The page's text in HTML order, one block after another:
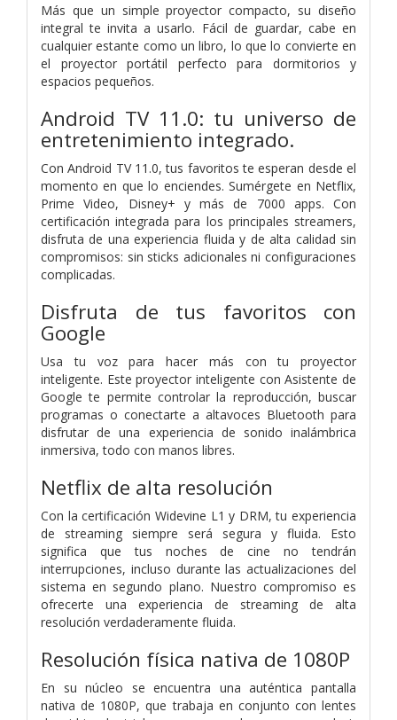
Más que un simple proyector compacto, su diseño
integral te invita a usarlo. Fácil de guardar, cabe en
cualquier estante como un libro, lo que lo convierte en
el proyector portátil perfecto para dormitorios y
espacios pequeños.
Android TV 11.0: tu universo de
entretenimiento integrado.
Con Android TV 11.0, tus favoritos te esperan desde el
momento en que lo enciendes. Sumérgete en Netflix,
Prime Video, Disney+ y más de 7000 apps. Con
certificación integrada para los principales streamers,
disfruta de una experiencia fluida y de alta calidad sin
compromisos: sin sticks adicionales ni configuraciones
complicadas.
Disfruta de tus favoritos con
Google
Usa tu voz para hacer más con tu proyector
inteligente. Este proyector inteligente con Asistente de
Google te permite controlar la reproducción, buscar
programas o conectarte a altavoces Bluetooth para
disfrutar de una experiencia de sonido inalámbrica
inmersiva, todo con manos libres.
Netflix de alta resolución
Con la certificación Widevine L1 y DRM, tu experiencia
de streaming siempre será segura y fluida. Esto
significa que tus noches de cine no tendrán
interrupciones, incluso durante las actualizaciones del
sistema en segundo plano. Nuestro compromiso es
ofrecerte una experiencia de streaming de alta
resolución verdaderamente fluida.
Resolución física nativa de 1080P
En su núcleo se encuentra una auténtica pantalla
nativa de 1080P, que trabaja en conjunto con lentes